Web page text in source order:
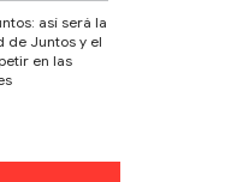
así será la
de Juntos y el
en las